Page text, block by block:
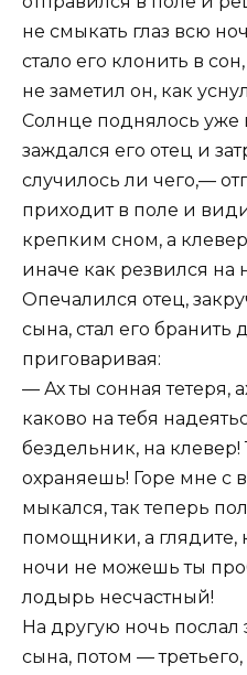
не смыкать глаз всю
стало его клонить в
не заметил он, как
Солнце поднялось уже
заждался его отец и
случилось ли чего,—
приходит в поле и
крепким сном, а
иначе как резвился на
Опечалился отец,
сына, стал его бранить
приговаривая:
— Ах ты сонная тетеря,
каково на тебя
бездельник, на клевер!
охраняешь! Горе мне с
мыкался, так теперь
помощники, а глядите,
ночи не можешь ты
лодырь несчастный!
На другую ночь послал
сына, потом —